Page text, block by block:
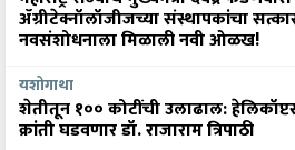
ॲग्रीटेक्नॉलॉजीजच्या संस्थापकांचा
नवसंशोधनाला मिळाली नवी ओळख!
यशोगाथा
शेतीतून १०० कोटींची उलाढाल:
क्रांती घडवणार डॉ. राजाराम त्रिपाठी